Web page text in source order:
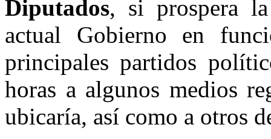
Diputados, si prospera
actual Gobierno en
principales partidos
horas a algunos medios
ubicaría, así como a otros